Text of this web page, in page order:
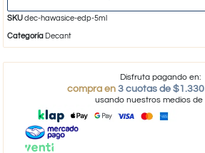
SKUdec-hawasice-edp-5ml
Categoría Decant
Disfruta pagando en:
compra en 3 cuotas de
usando nuestros medios de